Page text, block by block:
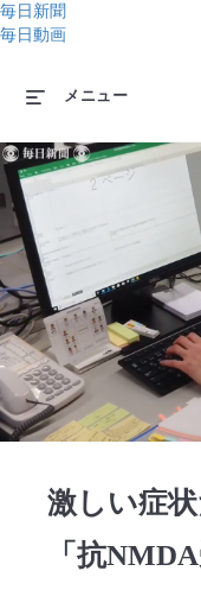
毎日新聞
毎日動画
メニュー
激しい症
「抗